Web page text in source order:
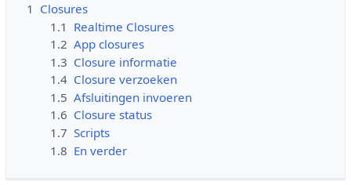
1 Closures
1.1 Realtime Closures
1.2 App closures
1.3 Closure informatie
1.4 Closure verzoeken
1.5 Afsluitingen invoeren
1.6 Closure status
1.7 Scripts
1.8 En verder